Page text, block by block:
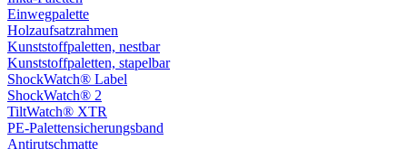
Einwegpalette
Holzaufsatzrahmen
Kunststoffpaletten, nestbar
Kunststoffpaletten, stapelbar
ShockWatch® Label
ShockWatch® 2
TiltWatch® XTR
PE-Palettensicherungsband
Antirutschmatte